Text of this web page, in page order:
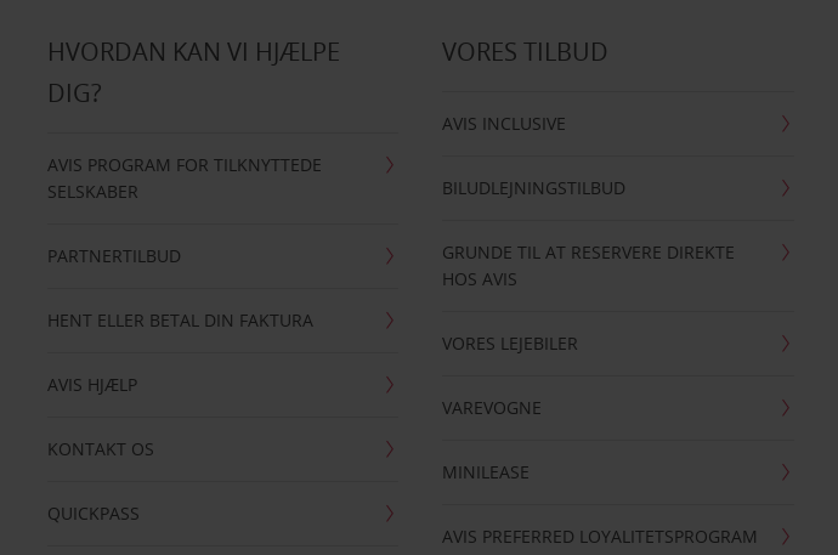
HVORDAN KAN VI HJÆLPE
DIG?
AVIS PROGRAM FOR TILKNYTTEDE
SELSKABER
PARTNERTILBUD
HENT ELLER BETAL DIN FAKTURA
AVIS HJÆLP
KONTAKT OS
QUICKPASS
VORES TILBUD
AVIS INCLUSIVE
BILUDLEJNINGSTILBUD
GRUNDE TIL AT RESERVERE DIREKTE
HOS AVIS
VORES LEJEBILER
VAREVOGNE
MINILEASE
AVIS PREFERRED LOYALITETSPROGRAM